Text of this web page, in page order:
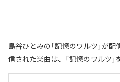
島谷ひとみの「記憶のワルツ」が
信された楽曲は、「記憶のワルツ」